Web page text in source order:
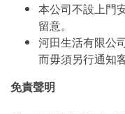
本公司不設上門
留意。
河田生活有限公
而毋須另行通知
免責聲明